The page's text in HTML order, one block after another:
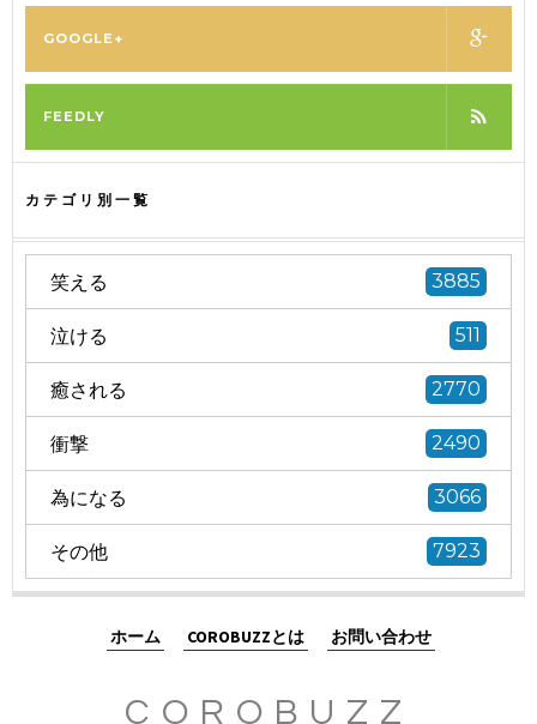
GOOGLE+
FEEDLY
カテゴリ別一覧
笑える 3885
泣ける 511
癒される 2770
衝撃 2490
為になる 3066
その他 7923
ホーム COROBUZZとは お問い合わせ
COROBUZZ